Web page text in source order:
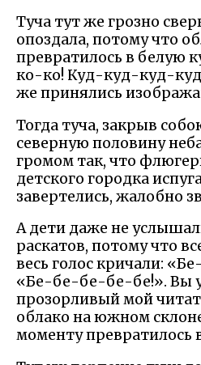
Туча тут же грозно
опоздала, потому что
превратилось в белую
ко-ко! Куд-куд-куд-
же принялись
Тогда туча, закрыв
северную половину
громом так, что
детского городка
завертелись, жалобно
А дети даже не
раскатов, потому что
весь голос кричали:
«Бе-бе-бе-бе-бе!». Вы
прозорливый мой
облако на южном
моменту превратилось